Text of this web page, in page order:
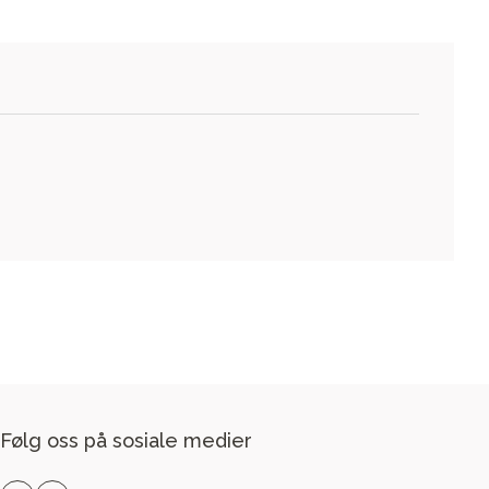
Følg oss på sosiale medier